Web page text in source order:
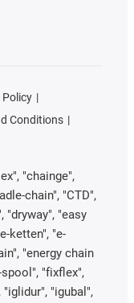
Policy
Conditions
"chainge",
chain", "CTD",
"dryway", "easy
ketten", "e-
"energy chain
"fixflex",
"iglidur", "igubal",